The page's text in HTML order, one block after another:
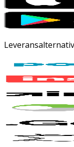
Leveransalternativ